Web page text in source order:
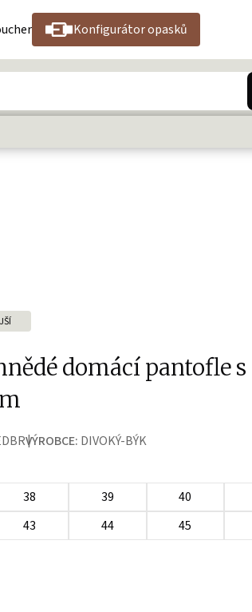
Konfigurátor opasků
domácí pantofle s
VÝROBCE: DIVOKÝ-BÝK
38 39 40
43 44 45